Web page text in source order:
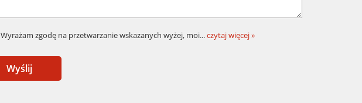
Wyrażam zgodę na przetwarzanie wskazanych wyżej, moi...czytaj więcej »
Wyślij